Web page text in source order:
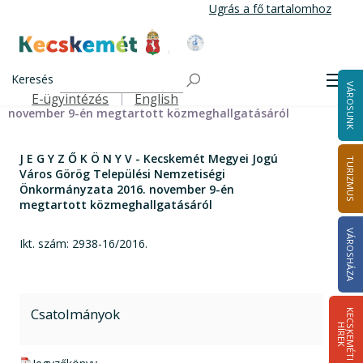
tartalomra
Ugrás a fő tartalomhoz
Kecskemét Város Honlapja
Keresés
Felső navigáció
E-ügyintézés English VÁROSUNK
TURIZMUS
VÁROSHÁZA
K
E
C
S
K
E
M
É
T
I
HÍ
R
E
K
J E G Y Z Ő K Ö N Y V - Kecskemét Megyei Jogú Város
Görög Települési Nemzetiségi Önkormányzata 2016.
november 9-én megtartott közmeghallgatásáról
J E G Y Z Ő K Ö N Y V - Kecskemét Megyei Jogú
Város Görög Települési Nemzetiségi
Önkormányzata 2016. november 9-én
megtartott közmeghallgatásáról
Ikt. szám: 2938-16/2016.
Csatolmányok